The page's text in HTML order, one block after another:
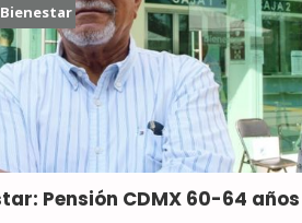
Pensión CDMX 60-64 años